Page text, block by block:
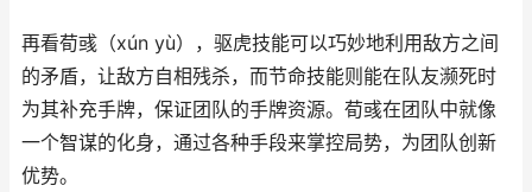
再看荀彧（xún yù），驱虎技能可以巧妙地利用敌方之间
的矛盾，让敌方自相残杀，而节命技能则能在队友濒死时
为其补充手牌，保证团队的手牌资源。荀彧在团队中就像
一个智谋的化身，通过各种手段来掌控局势，为团队创新
优势。